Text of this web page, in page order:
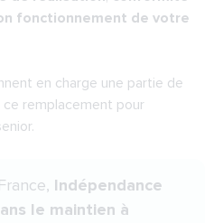
fonctionnement de votre
en charge une partie de
remplacement pour
Indépendance
le maintien à